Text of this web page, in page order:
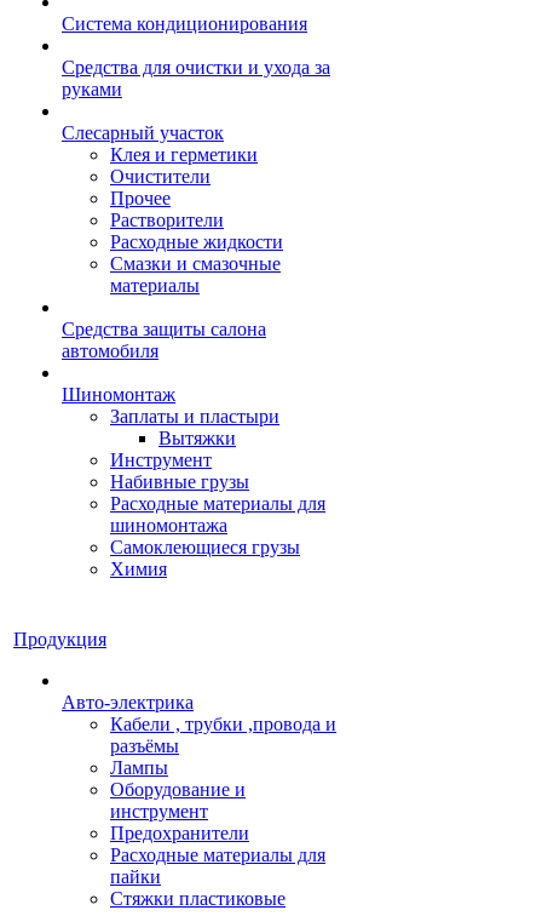
Система кондиционирования
Средства для очистки и ухода за
руками
Слесарный участок
Клея и герметики
Очистители
Прочее
Растворители
Расходные жидкости
Смазки и смазочные
материалы
Средства защиты салона
автомобиля
Шиномонтаж
Заплаты и пластыри
Вытяжки
Инструмент
Набивные грузы
Расходные материалы для
шиномонтажа
Самоклеющиеся грузы
Химия
Продукция
Авто-электрика
Кабели , трубки ,провода и
разъёмы
Лампы
Оборудование и
инструмент
Предохранители
Расходные материалы для
пайки
Стяжки пластиковые